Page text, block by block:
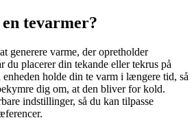
tevarmer?
generere varme, der opretholder
du placerer din tekande eller tekrus på
holde din te varm i længere tid, så
dig om, at den bliver for kold.
indstillinger, så du kan tilpasse